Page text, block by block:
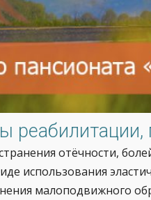
отёчности,
использования
малоподвижного